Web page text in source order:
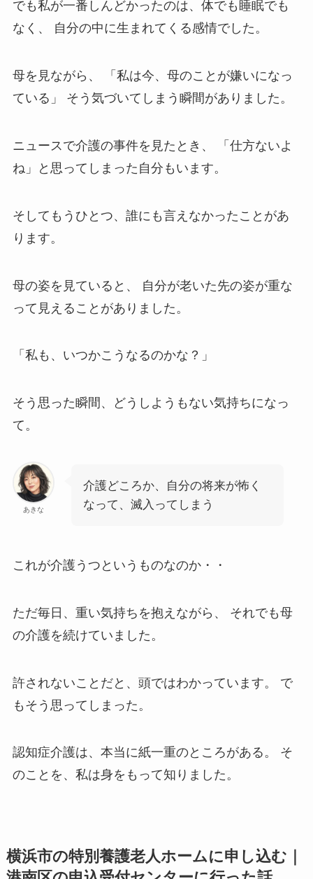
でも私が一番しんどかったのは、体でも睡眠でも
なく、 自分の中に生まれてくる感情でした。
母を見ながら、 「私は今、母のことが嫌いになっ
ている」 そう気づいてしまう瞬間がありました。
ニュースで介護の事件を見たとき、 「仕方ないよ
ね」と思ってしまった自分もいます。
そしてもうひとつ、誰にも言えなかったことがあ
ります。
母の姿を見ていると、 自分が老いた先の姿が重な
って見えることがありました。
「私も、いつかこうなるのかな？」
そう思った瞬間、どうしようもない気持ちになっ
て。
あきな
介護どころか、自分の将来が怖く
なって、滅入ってしまう
これが介護うつというものなのか・・
ただ毎日、重い気持ちを抱えながら、 それでも母
の介護を続けていました。
許されないことだと、頭ではわかっています。 で
もそう思ってしまった。
認知症介護は、本当に紙一重のところがある。 そ
のことを、私は身をもって知りました。
横浜市の特別養護老人ホームに申し込む｜